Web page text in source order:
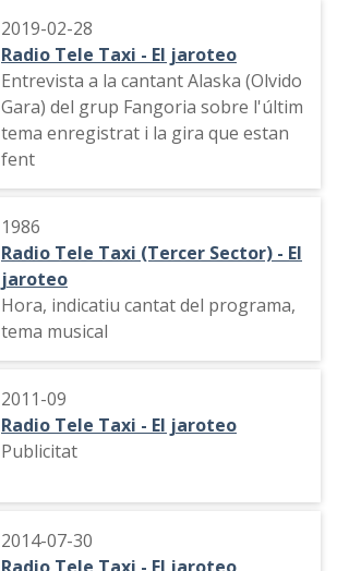
2019-02-28
Radio Tele Taxi - El jaroteo
Entrevista a la cantant Alaska (Olvido
Gara) del grup Fangoria sobre l'últim
tema enregistrat i la gira que estan
fent
1986
Radio Tele Taxi (Tercer Sector) - El
jaroteo
Hora, indicatiu cantat del programa,
tema musical
2011-09
Radio Tele Taxi - El jaroteo
Publicitat
2014-07-30